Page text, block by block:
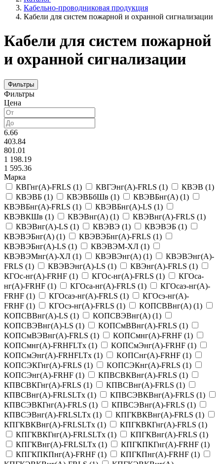
Кабельно-проводниковая продукция
Кабели для систем пожарной и охранной сигнализации
Кабели для систем пожарной
и охранной сигнализации
Фильтры
Фильтры
Цена
6.66
403.84
801.01
1 198.19
1 595.36
Марка
КВГнг(A)-FRLS (1) КВГЭнг(A)-FRLS (1) КВЭВ (1)
КВЭВБ (1) КВЭВБбШв (1) КВЭВБнг(A) (1)
КВЭВБнг(A)-FRLS (1) КВЭВБнг(A)-LS (1)
КВЭВКШв (1) КВЭВнг(A) (1) КВЭВнг(A)-FRLS (1)
КВЭВнг(A)-LS (1) КВЭВЭ (1) КВЭВЭБ (1)
КВЭВЭБнг(A) (1) КВЭВЭБнг(A)-FRLS (1)
КВЭВЭБнг(A)-LS (1) КВЭВЭМ-ХЛ (1)
КВЭВЭМнг(A)-ХЛ (1) КВЭВЭнг(A) (1)
КВЭВЭнг(A)-
FRLS (1) КВЭВЭнг(A)-LS (1) КВЭнг(A)-FRLS (1)
КГОс-нг(A)-FRHF (1) КГОс-нг(A)-FRLS (1)
КГОса-
нг(A)-FRHF (1) КГОса-нг(A)-FRLS (1)
КГОсаэ-нг(A)-
FRHF (1) КГОсаэ-нг(A)-FRLS (1)
КГОсэ-нг(A)-
FRHF (1) КГОсэ-нг(A)-FRLS (1) КОПСВВнг(A) (1)
КОПСВВнг(A)-LS (1) КОПСВЭВнг(A) (1)
КОПСВЭВнг(A)-LS (1) КОПСмВВнг(A)-FRLS (1)
КОПСмВЭВнг(A)-FRLS (1) КОПСмнг(A)-FRHF (1)
КОПСмнг(A)-FRHFLTx (1) КОПСмЭнг(A)-FRHF (1)
КОПСмЭнг(A)-FRHFLTx (1) КОПСнг(A)-FRHF (1)
КОПСЭКГнг(A)-FRLS (1) КОПСЭКнг(A)-FRLS (1)
КОПСЭнг(A)-FRHF (1) КПВСВКВнг(A)-FRLS (1)
КПВСВКГнг(A)-FRLS (1) КПВСВнг(A)-FRLS (1)
КПВСВнг(A)-FRLSLTx (1) КПВСЭВКВнг(A)-FRLS (1)
КПВСЭВКГнг(A)-FRLS (1) КПВСЭВнг(A)-FRLS (1)
КПВСЭВнг(A)-FRLSLTx (1) КПГКВКВнг(A)-FRLS (1)
КПГКВКВнг(A)-FRLSLTx (1) КПГКВКГнг(A)-FRLS (1)
КПГКВКГнг(A)-FRLSLTx (1) КПГКВнг(A)-FRLS (1)
КПГКВнг(A)-FRLSLTx (1) КПГКПКГнг(A)-FRHF (1)
КПГКПКПнг(A)-FRHF (1) КПГКПнг(A)-FRHF (1)